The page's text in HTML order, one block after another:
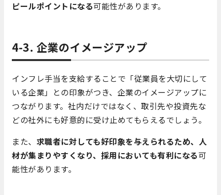
ピールポイントになる可能性があります。
4-3. 企業のイメージアップ
インフレ手当を支給することで「従業員を大切にして
いる企業」との印象がつき、企業のイメージアップに
つながります。社内だけではなく、取引先や投資先な
どの社外にも好意的に受け止めてもらえるでしょう。
また、 求職者に対しても好印象を与えられるため、人
材が集まりやすくなり、採用においても有利になる可
能性があります。